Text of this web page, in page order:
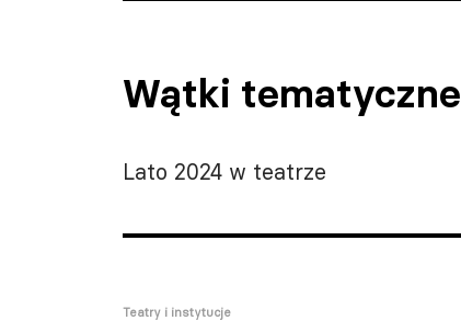
Wątki tematyczne
Lato 2024 w teatrze
Teatry i instytucje